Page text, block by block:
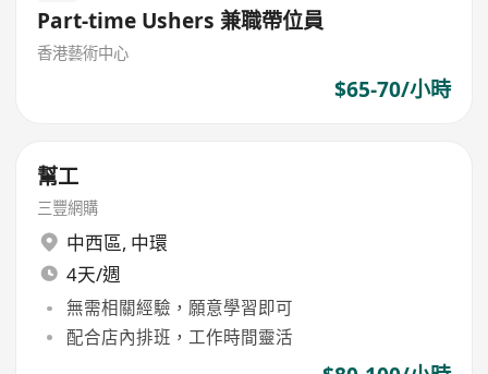
Part-time Ushers 兼職帶位員
香港藝術中心
$65-70/小時
幫工
三豐網購
中西區, 中環
4天/週
無需相關經驗，願意學習即可
配合店內排班，工作時間靈活